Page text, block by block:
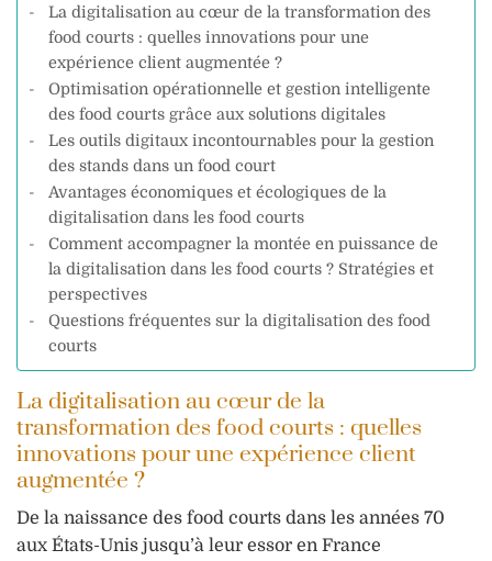
La digitalisation au cœur de la transformation des
food courts : quelles innovations pour une
expérience client augmentée ?
Optimisation opérationnelle et gestion intelligente
des food courts grâce aux solutions digitales
Les outils digitaux incontournables pour la gestion
des stands dans un food court
Avantages économiques et écologiques de la
digitalisation dans les food courts
Comment accompagner la montée en puissance de
la digitalisation dans les food courts ? Stratégies et
perspectives
Questions fréquentes sur la digitalisation des food
courts
La digitalisation au cœur de la
transformation des food courts : quelles
innovations pour une expérience client
augmentée ?
De la naissance des food courts dans les années 70
aux États-Unis jusqu’à leur essor en France